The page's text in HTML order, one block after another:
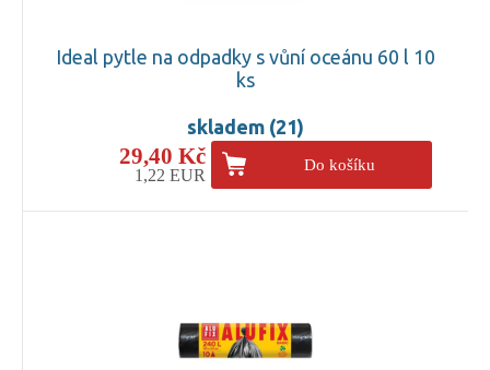
Ideal pytle na odpadky s vůní oceánu 60 l 10
ks
skladem (21)
29,40 Kč
1,22 EUR
Do košíku